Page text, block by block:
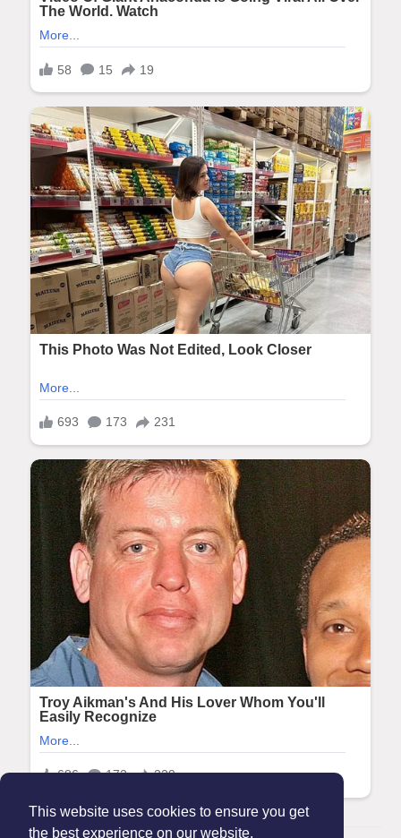
This website uses cookies to ensure you get
the best experience on our website.